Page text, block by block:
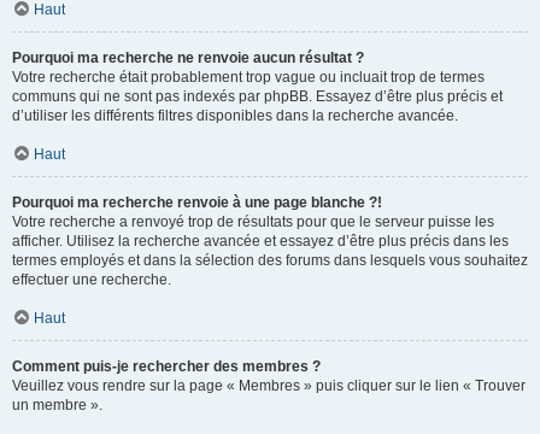
Haut
Pourquoi ma recherche ne renvoie aucun résultat ?
Votre recherche était probablement trop vague ou incluait trop de termes
communs qui ne sont pas indexés par phpBB. Essayez d’être plus précis et
d’utiliser les différents filtres disponibles dans la recherche avancée.
Haut
Pourquoi ma recherche renvoie à une page blanche ?!
Votre recherche a renvoyé trop de résultats pour que le serveur puisse les
afficher. Utilisez la recherche avancée et essayez d’être plus précis dans les
termes employés et dans la sélection des forums dans lesquels vous souhaitez
effectuer une recherche.
Haut
Comment puis-je rechercher des membres ?
Veuillez vous rendre sur la page « Membres » puis cliquer sur le lien « Trouver
un membre ».